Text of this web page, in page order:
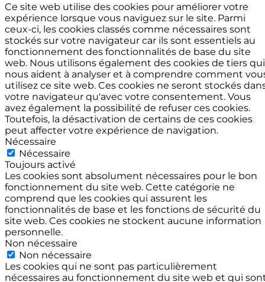
Ce site web utilise des cookies pour améliorer votre
expérience lorsque vous naviguez sur le site. Parmi
ceux-ci, les cookies classés comme nécessaires sont
stockés sur votre navigateur car ils sont essentiels au
fonctionnement des fonctionnalités de base du site
web. Nous utilisons également des cookies de tiers qui
nous aident à analyser et à comprendre comment
utilisez ce site web. Ces cookies ne seront stockés
votre navigateur qu'avec votre consentement. Vous
avez également la possibilité de refuser ces cookies.
Toutefois, la désactivation de certains de ces cookies
peut affecter votre expérience de navigation.
Nécessaire
Nécessaire
Toujours activé
Les cookies sont absolument nécessaires pour le bon
fonctionnement du site web. Cette catégorie ne
comprend que les cookies qui assurent les
fonctionnalités de base et les fonctions de sécurité du
site web. Ces cookies ne stockent aucune information
personnelle.
Non nécessaire
Non nécessaire
Les cookies qui ne sont pas particulièrement
nécessaires au fonctionnement du site web et qui